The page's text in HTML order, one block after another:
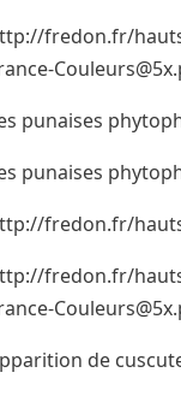
fredon.fr/
punaises
punaises
fredon.fr/
fredon.fr/
de